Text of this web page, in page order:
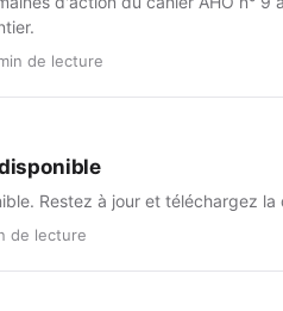
de lecture
Restez à jour et téléchargez
de lecture